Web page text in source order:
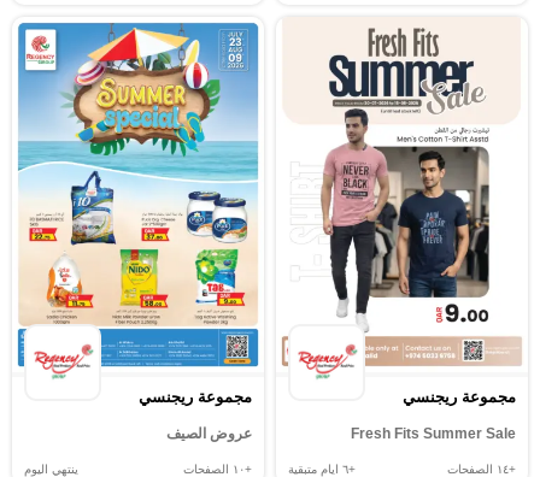
مجموعة ريجنسي
Fresh Fits Summer Sale
+١٤ الصفحات +٦ ايام متبقية
مجموعة ريجنسي
عروض الصيف
+١٠ الصفحات ينتهي اليوم